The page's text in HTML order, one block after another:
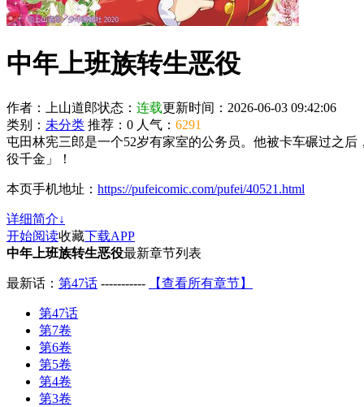
中年上班族转生恶役
作者：上山道郎状态： 连载更新时间：2026-06-03 09:42:06
类别： 未分类 推荐：0 人气： 6291
屯田林宪三郎是一个52岁有家室的公务员。他被卡车碾过之
役千金」！
本页手机地址： https://pufeicomic.com/pufei/40521.html
详细简介↓
开始阅读收藏下载APP
中年上班族转生恶役最新章节列表
最新话： 第47话 ----------- 【查看所有章节】
第47话
第7卷
第6卷
第5卷
第4卷
第3卷